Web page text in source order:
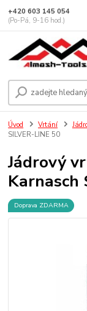
+420 603 145 054
(Po-Pá, 9-16 hod.)
Úvod Vrtání
SILVER-LINE 50
Jádrový
Karnasch
Doprava ZDARMA